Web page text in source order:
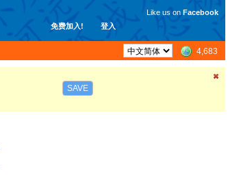
免费加入! 登入
Like us on Facebook
4,683
SAVE